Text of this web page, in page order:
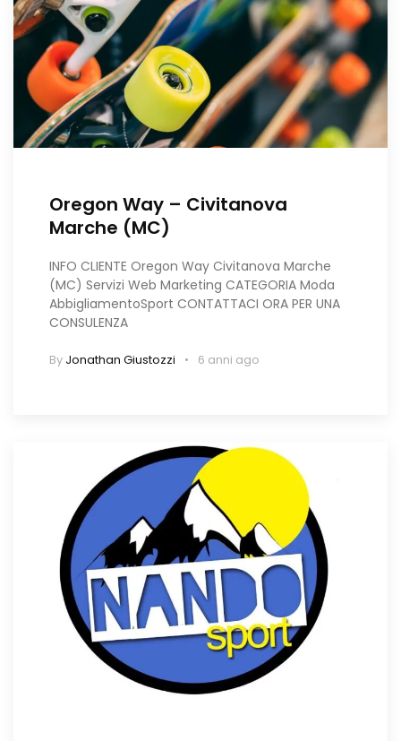
Oregon Way – Civitanova
Marche (MC)
INFO CLIENTE Oregon Way Civitanova Marche
(MC) Servizi Web Marketing CATEGORIA Moda
AbbigliamentoSport CONTATTACI ORA PER UNA
CONSULENZA
By Jonathan Giustozzi 6 anni ago